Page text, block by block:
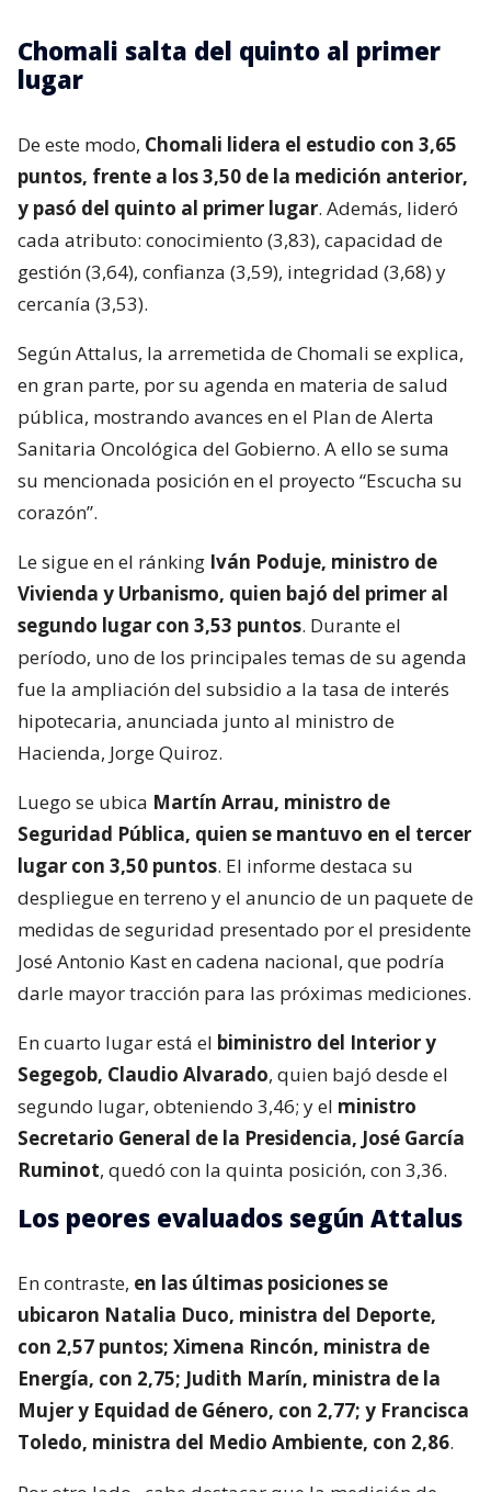
Chomali salta del quinto al primer
lugar
De este modo, Chomali lidera el estudio con 3,65
puntos, frente a los 3,50 de la medición anterior,
y pasó del quinto al primer lugar. Además, lideró
cada atributo: conocimiento (3,83), capacidad de
gestión (3,64), confianza (3,59), integridad (3,68) y
cercanía (3,53).
Según Attalus, la arremetida de Chomali se explica,
en gran parte, por su agenda en materia de salud
pública, mostrando avances en el Plan de Alerta
Sanitaria Oncológica del Gobierno. A ello se suma
su mencionada posición en el proyecto “Escucha su
corazón”.
Le sigue en el ránking Iván Poduje, ministro de
Vivienda y Urbanismo, quien bajó del primer al
segundo lugar con 3,53 puntos. Durante el
período, uno de los principales temas de su agenda
fue la ampliación del subsidio a la tasa de interés
hipotecaria, anunciada junto al ministro de
Hacienda, Jorge Quiroz.
Luego se ubica Martín Arrau, ministro de
Seguridad Pública, quien se mantuvo en el tercer
lugar con 3,50 puntos. El informe destaca su
despliegue en terreno y el anuncio de un paquete de
medidas de seguridad presentado por el presidente
José Antonio Kast en cadena nacional, que podría
darle mayor tracción para las próximas mediciones.
En cuarto lugar está el biministro del Interior y
Segegob, Claudio Alvarado, quien bajó desde el
segundo lugar, obteniendo 3,46; y el ministro
Secretario General de la Presidencia, José García
Ruminot, quedó con la quinta posición, con 3,36.
Los peores evaluados según Attalus
En contraste, en las últimas posiciones se
ubicaron Natalia Duco, ministra del Deporte,
con 2,57 puntos; Ximena Rincón, ministra de
Energía, con 2,75; Judith Marín, ministra de la
Mujer y Equidad de Género, con 2,77; y Francisca
Toledo, ministra del Medio Ambiente, con 2,86.